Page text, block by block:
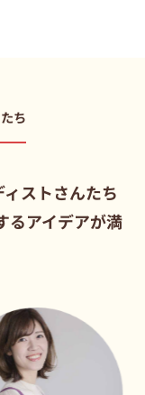
ち
ストさんたち
るアイデアが満